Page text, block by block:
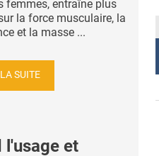
femmes, entraîne plus
la force musculaire, la
et la masse ...
SUITE
l'usage et